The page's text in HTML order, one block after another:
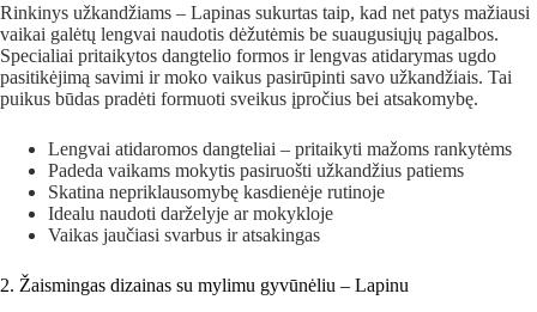
Rinkinys užkandžiams – Lapinas sukurtas taip, kad net patys mažiausi
vaikai galėtų lengvai naudotis dėžutėmis be suaugusiųjų pagalbos.
Specialiai pritaikytos dangtelio formos ir lengvas atidarymas ugdo
pasitikėjimą savimi ir moko vaikus pasirūpinti savo užkandžiais. Tai
puikus būdas pradėti formuoti sveikus įpročius bei atsakomybę.
Lengvai atidaromos dangteliai – pritaikyti mažoms rankytėms
Padeda vaikams mokytis pasiruošti užkandžius patiems
Skatina nepriklausomybę kasdienėje rutinoje
Idealu naudoti darželyje ar mokykloje
Vaikas jaučiasi svarbus ir atsakingas
2. Žaismingas dizainas su mylimu gyvūnėliu – Lapinu